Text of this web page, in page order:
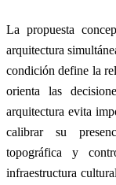
La propuesta
arquitectura
condición define la
orienta las
arquitectura evita
calibrar su
topográfica y
infraestructura